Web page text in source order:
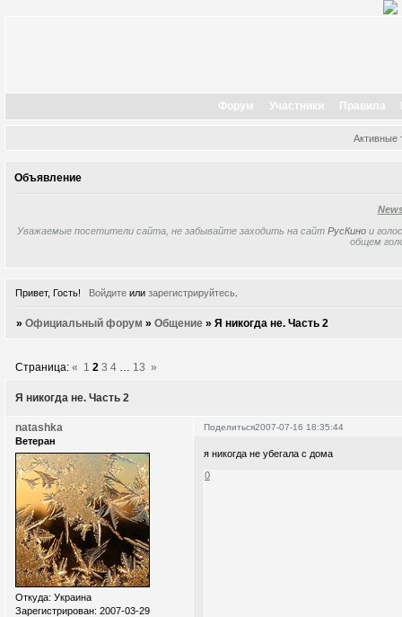
Форум Участники Правила
Активные
Объявление
Уважаемые посетители сайта, не забывайте заходить на сайт РусКино и
общем
Привет, Гость! Войдитеили зарегистрируйтесь.
»Официальный форум »Общение »Я никогда не. Часть 2
Я никогда не. Часть 2
Страница:« 1 2 3 4 … 13 »
Поделиться2007-07-16 18:35:44
natashka
Ветеран
Откуда: Украина
Зарегистрирован: 2007-03-29
я никогда не убегала с дома
0